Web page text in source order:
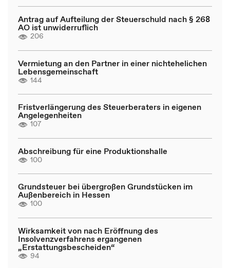
Antrag auf Aufteilung der Steuerschuld nach § 268
AO ist unwiderruflich
206
Vermietung an den Partner in einer nichtehelichen
Lebensgemeinschaft
144
Fristverlängerung des Steuerberaters in eigenen
Angelegenheiten
107
Abschreibung für eine Produktionshalle
100
Grundsteuer bei übergroßen Grundstücken im
Außenbereich in Hessen
100
Wirksamkeit von nach Eröffnung des
Insolvenzverfahrens ergangenen
„Erstattungsbescheiden“
94